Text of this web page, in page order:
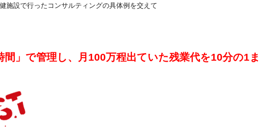
施設で行ったコンサルティングの具体例を交えて
間」で管理し、月100万程出ていた残業代を10分の1ま